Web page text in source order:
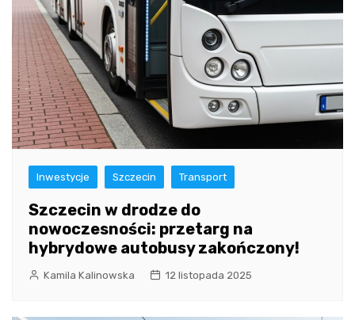
Inwestycje Szczecin Transport
Szczecin w drodze do
nowoczesności: przetarg na
hybrydowe autobusy zakończony!
Kamila Kalinowska 12 listopada 2025